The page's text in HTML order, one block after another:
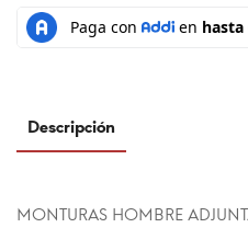
Descripción
MONTURAS HOMBRE